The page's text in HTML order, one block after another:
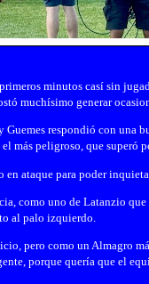
minutos casí sin
muchísimo generar
respondió con una
más peligroso, que superó
ataque para poder
como uno de Latanzio
al palo izquierdo.
pero como un Almagro
porque quería que el